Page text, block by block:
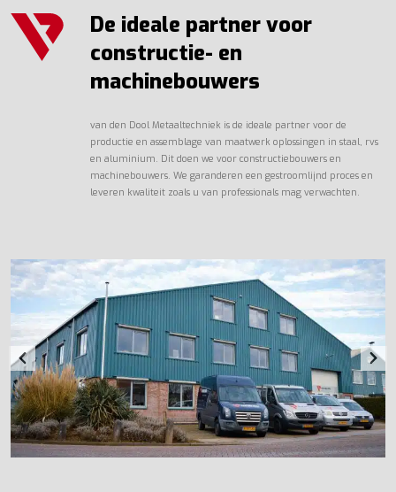
De ideale partner voor
constructie- en
machinebouwers
van den Dool Metaaltechniek is de ideale partner voor de
productie en assemblage van maatwerk oplossingen in staal, rvs
en aluminium. Dit doen we voor constructiebouwers en
machinebouwers. We garanderen een gestroomlijnd proces en
leveren kwaliteit zoals u van professionals mag verwachten.